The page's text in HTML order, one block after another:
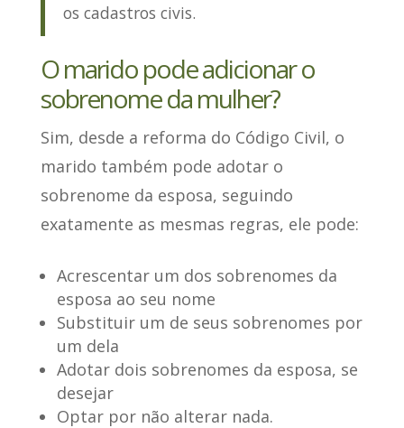
os cadastros civis.
O marido pode adicionar o
sobrenome da mulher?
Sim, desde a reforma do Código Civil, o
marido também pode adotar o
sobrenome da esposa, seguindo
exatamente as mesmas regras, ele pode:
Acrescentar um dos sobrenomes da
esposa ao seu nome
Substituir um de seus sobrenomes por
um dela
Adotar dois sobrenomes da esposa, se
desejar
Optar por não alterar nada.